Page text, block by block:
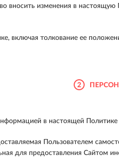
вносить изменения в
включая толкование ее
2
в настоящей Политике
Пользователем
для предоставления